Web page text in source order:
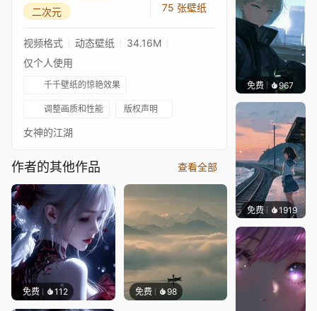
二次元
75 张壁纸
视频格式 动态壁纸
34.16M
仅个人使用
千千壁纸的惊艳效果
调整画质和性能 版权声明
女神的江湖
作者的其他作品 查看全部
免费 112 免费 98
免费 967辰东
免费 1919辰东